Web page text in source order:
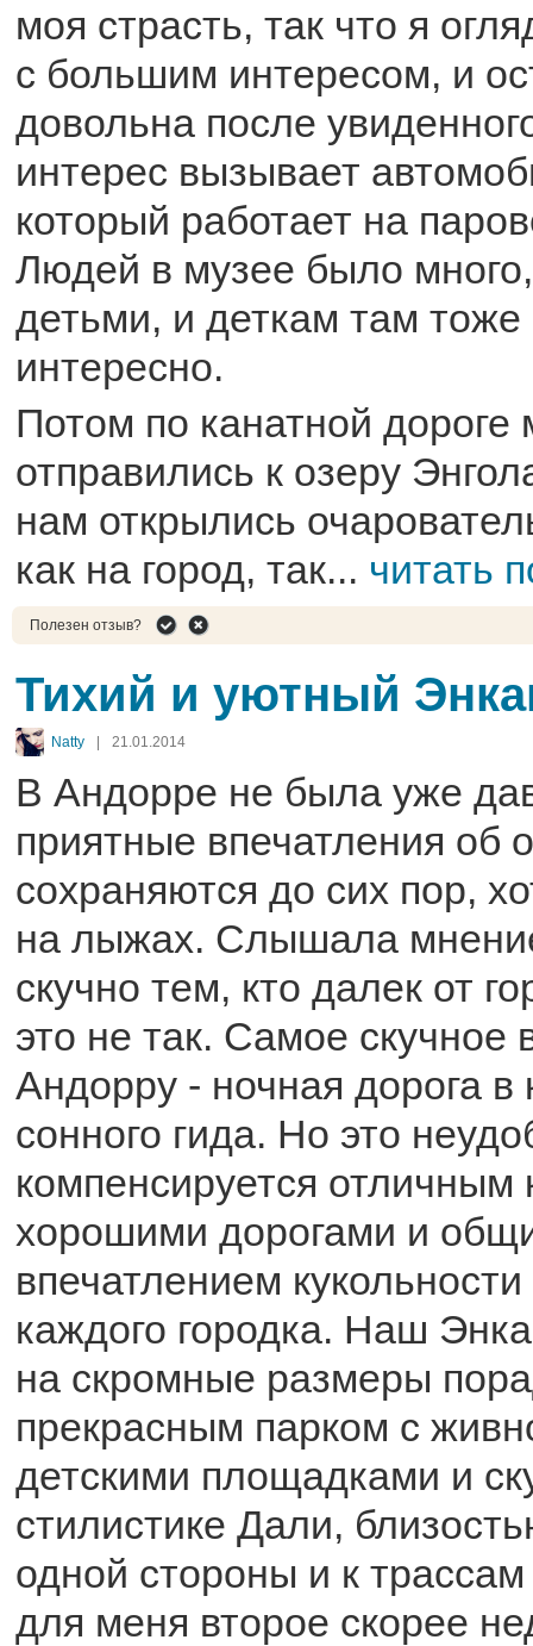
моя страсть, так что я
с большим интересом, и
довольна после
интерес вызывает
который работает на
Людей в музее было
детьми, и деткам там тоже
интересно.
Потом по канатной дороге
отправились к озеру
нам открылись
как на город, так... читать
Полезен отзыв?
Тихий и уютный
Natty | 21.01.2014
В Андорре не была уже
приятные впечатления об
сохраняются до сих пор,
на лыжах. Слышала
скучно тем, кто далек от
это не так. Самое скучное
Андорру - ночная дорога в
сонного гида. Но это
компенсируется отличным
хорошими дорогами и
впечатлением
каждого городка. Наш
на скромные размеры
прекрасным парком с
детскими площадками и
стилистике Дали,
одной стороны и к трассам
для меня второе скорее